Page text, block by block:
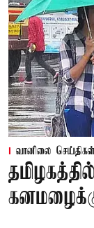
வானிலை